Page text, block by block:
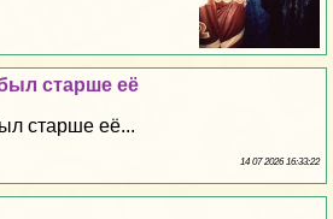
старше её
старше её...
14 07 2026 16:33:22